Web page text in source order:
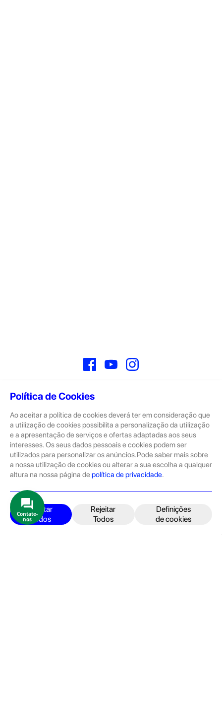
Política de Cookies
Ao aceitar a política de cookies deverá ter em consideração que
a utilização de cookies possibilita a personalização da utilização
e a apresentação de serviços e ofertas adaptadas aos seus
interesses. Os seus dados pessoais e cookies podem ser
utilizados para personalizar os anúncios.Pode saber mais sobre
a nossa utilização de cookies ou alterar a sua escolha a qualquer
altura na nossa página de política de privacidade.
Aceitar
Todos
Rejeitar
Todos
Definições
de cookies
FacebookYouTube
Sobre
A GeekStore é a tua loja de produtos seminovos e novos Apple.
Tratam-se de dispositivos com pouco uso, exposição de loja ou
Novos.
Os seminovos são sempre sujeitos a uma inspeção rigorosa
pelas equipas técnicas que connosco trabalham.
Produtos e Serviços
iPhone
iPad
Contate-
nos